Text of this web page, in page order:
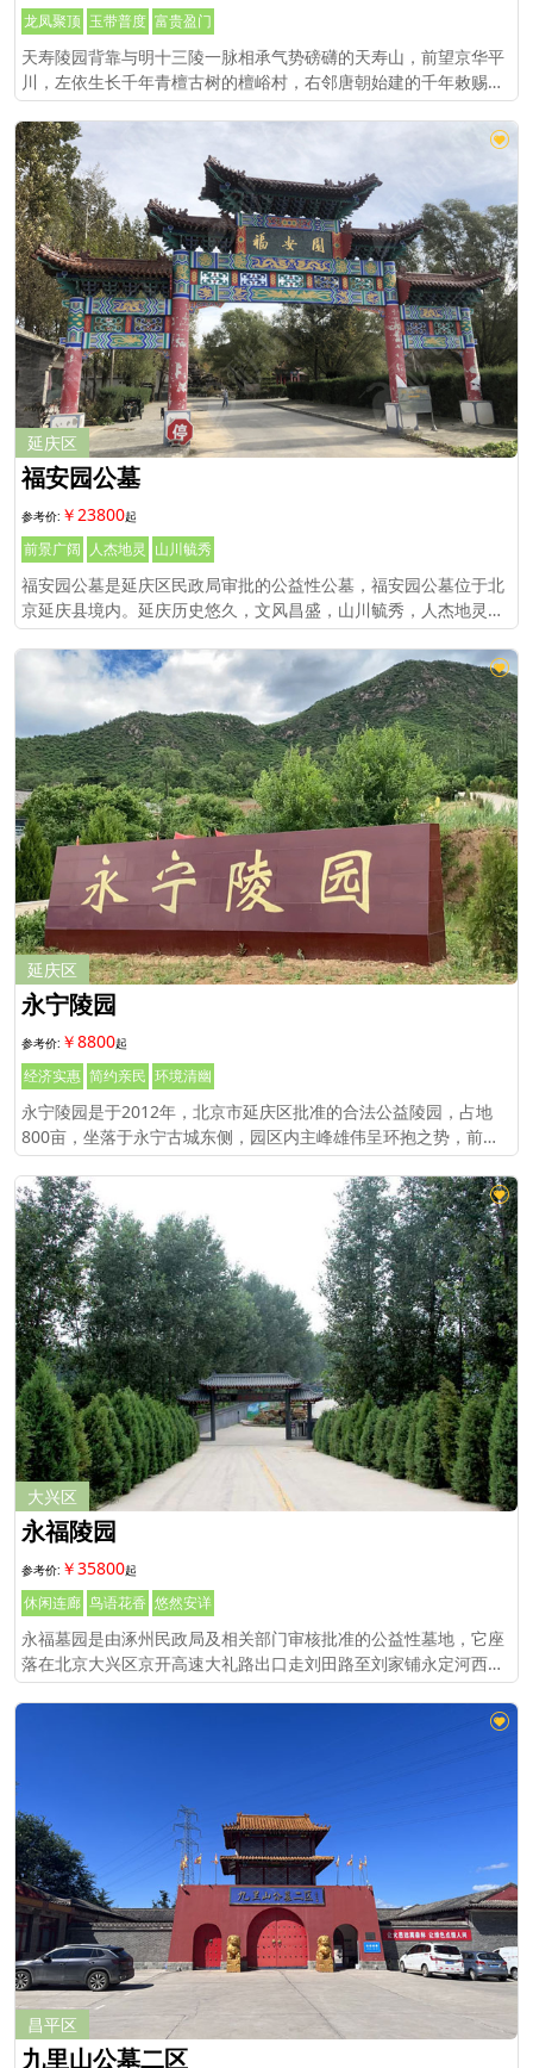
龙凤聚顶 玉带普度 富贵盈门
天寿陵园背靠与明十三陵一脉相承气势磅礴的天寿山，前望京华平
川，左依生长千年青檀古树的檀峪村，右邻唐朝始建的千年敕赐古
刹和平寺。陵园占地面积共600余亩，整座陵园依山就势，乾高巽
低，融汇中西。
延庆区
福安园公墓
￥23800
前景广阔 人杰地灵 山川毓秀
福安园公墓是延庆区民政局审批的公益性公墓，福安园公墓位于北
京延庆县境内。延庆历史悠久，文风昌盛，山川毓秀，人杰地灵。
境内北有炎黄联盟的阪泉之野，中流因舜帝而得名的九曲妫水，南
跃驰名中外的八达岭长城，这
延庆区
永宁陵园
￥8800
经济实惠 简约亲民 环境清幽
永宁陵园是于2012年，北京市延庆区批准的合法公益陵园，占地
800亩，坐落于永宁古城东侧，园区内主峰雄伟呈环抱之势，前堂
宽阔，视野明亮，又有白河堡下游水流。
大兴区
永福陵园
￥35800
休闲连廊 鸟语花香 悠然安详
永福墓园是由涿州民政局及相关部门审核批准的公益性墓地，它座
落在北京大兴区京开高速大礼路出口走刘田路至刘家铺永定河西岸
即到，与涿州市交界处，距离北京市区40公里，东距106国道6公
昌平区
九里山公墓二区